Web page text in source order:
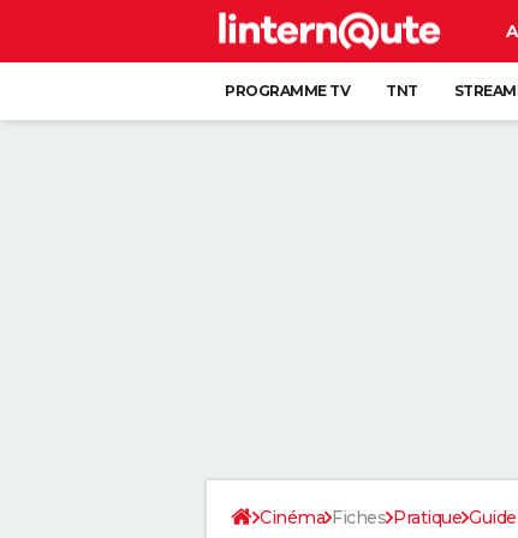
PROGRAMME TV TNT
Cinéma Fiches Pratique